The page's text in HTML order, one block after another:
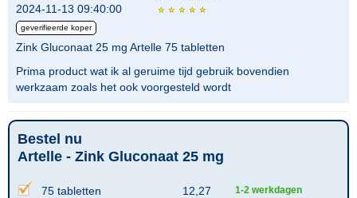
2024-11-13 09:40:00
geverifieerde koper
Zink Gluconaat 25 mg Artelle 75 tabletten
Prima product wat ik al geruime tijd gebruik bovendien
werkzaam zoals het ook voorgesteld wordt
Bestel nu
Artelle - Zink Gluconaat 25 mg
75 tabletten 12,27 1-2 werkdagen